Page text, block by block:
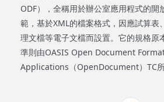
ODF），全稱用於辦公室應用程式的開
範，基於XML的檔案格式，因應試算表
理文檔等電子文檔而設置。它的規格原
準則由OASIS Open Document
Applications（OpenDocument）TC所